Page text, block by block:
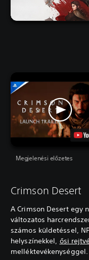
Megjelenési előzetes
Crimson Desert
A Crimson Desert egy
változatos
számos küldetéssel,
helyszínekkel, ősi
melléktevékenységgel.